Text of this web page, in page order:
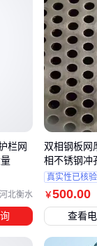
地需求选择围网
匹配对应的围网结
勾花编织结构能
元/㎡，重点检查
立柱间距不超过3
元/㎡，需配套预埋
河北衡水
栏网
￥500.00
双相钢板网
相不锈钢冲
真实性已核验
查看